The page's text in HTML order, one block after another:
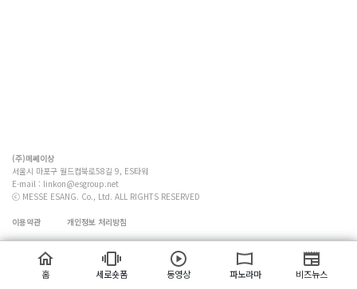
(주)메쎄이상
서울시 마포구 월드컵북로58길 9, ES타워
E-mail : linkon@esgroup.net
ⓒ MESSE ESANG. Co., Ltd. ALL RIGHTS RESERVED
이용약관 개인정보 처리방침
홈 세로숏폼 동영상 파노라마 비즈뉴스